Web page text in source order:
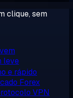
clique, sem
leve
e rápido
Forex
VPN